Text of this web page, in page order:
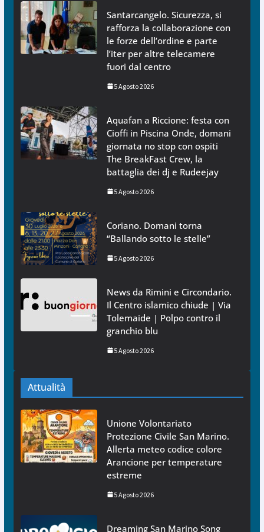
Santarcangelo. Sicurezza, si
rafforza la collaborazione con
le forze dell’ordine e parte
l’iter per altre telecamere
fuori dal centro
5 Agosto 2026
Aquafan a Riccione: festa con
Cioffi in Piscina Onde, domani
giornata no stop con ospiti
The BreakFast Crew, la
battaglia dei dj e Rudeejay
5 Agosto 2026
Coriano. Domani torna
“Ballando sotto le stelle”
5 Agosto 2026
News da Rimini e Circondario.
Il Centro islamico chiude | Via
Tolemaide | Polpo contro il
granchio blu
5 Agosto 2026
Attualità
Unione Volontariato
Protezione Civile San Marino.
Allerta meteo codice colore
Arancione per temperature
estreme
5 Agosto 2026
Dreaming San Marino Song